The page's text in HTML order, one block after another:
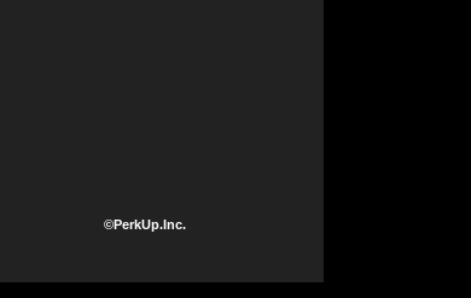
©PerkUp.Inc.